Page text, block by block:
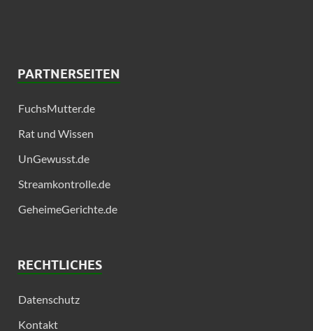
PARTNERSEITEN
FuchsMutter.de
Rat und Wissen
UnGewusst.de
Streamkontrolle.de
GeheimeGerichte.de
RECHTLICHES
Datenschutz
Kontakt